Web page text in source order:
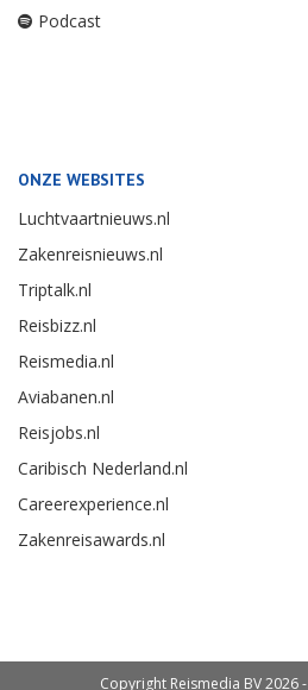
Podcast
ONZE WEBSITES
Luchtvaartnieuws.nl
Zakenreisnieuws.nl
Triptalk.nl
Reisbizz.nl
Reismedia.nl
Aviabanen.nl
Reisjobs.nl
Caribisch Nederland.nl
Careerexperience.nl
Zakenreisawards.nl
Copyright Reismedia BV 2026 -